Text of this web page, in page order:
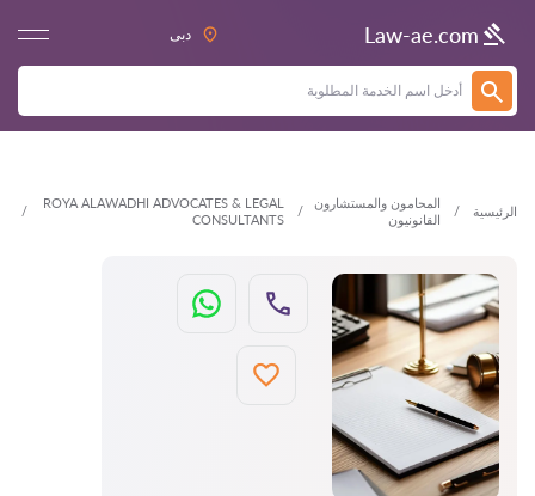
Law-ae.com دبى
الرئيسية
المحامون والمستشارون
القانونيون
ROYA ALAWADHI ADVOCATES & LEGAL
CONSULTANTS
العودة